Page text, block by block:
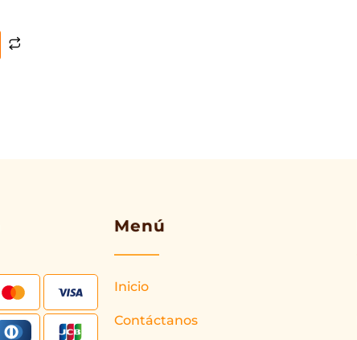
Menú
Inicio
Contáctanos